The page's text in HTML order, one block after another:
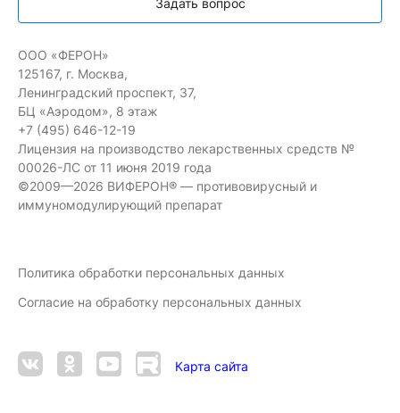
ООО «ФЕРОН»
125167, г. Москва,
Ленинградский проспект, 37,
БЦ «Аэродом», 8 этаж
+7 (495) 646-12-19
Лицензия на производство лекарственных средств №
00026-ЛС от 11 июня 2019 года
©2009—2026 ВИФЕРОН® — противовирусный и
иммуномодулирующий препарат
Политика обработки персональных данных
Согласие на обработку персональных данных
Карта сайта